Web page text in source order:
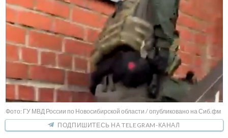
Фото: ГУ МВД России по Новосибирской области / опубликовано на Сиб.фм
ПОДПИШИТЕСЬ НА TELEGRAM-КАНАЛ